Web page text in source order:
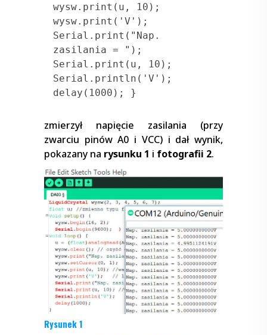
wysw.print(u, 10);
wysw.print('V');
Serial.print("Nap.
zasilania = ");
Serial.print(u, 10);
Serial.println('V');
delay(1000); }
zmierzył napięcie zasilania (przy
zwarciu pinów A0 i VCC) i dał wynik,
pokazany na rysunku 1 i fotografii 2.
Rysunek 1